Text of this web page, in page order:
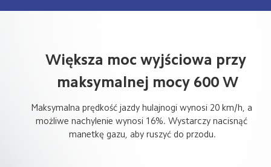
Większa moc wyjściowa przy
maksymalnej mocy 600 W
Maksymalna prędkość jazdy hulajnogi wynosi 20 km/h, a
możliwe nachylenie wynosi 16%. Wystarczy nacisnąć
manetkę gazu, aby ruszyć do przodu.